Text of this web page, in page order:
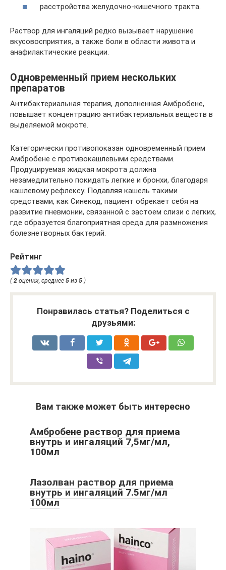
расстройства желудочно-кишечного тракта.
Раствор для ингаляций редко вызывает нарушение
вкусовосприятия, а также боли в области живота и
анафилактические реакции.
Одновременный прием нескольких
препаратов
Антибактериальная терапия, дополненная Амбробене,
повышает концентрацию антибактериальных веществ в
выделяемой мокроте.
Категорически противопоказан одновременный прием
Амбробене с противокашлевыми средствами.
Продуцируемая жидкая мокрота должна
незамедлительно покидать легкие и бронхи, благодаря
кашлевому рефлексу. Подавляя кашель такими
средствами, как Синекод, пациент обрекает себя на
развитие пневмонии, связанной с застоем слизи с легких,
где образуется благоприятная среда для размножения
болезнетворных бактерий.
Рейтинг
(2 оценки, среднее 5 из 5 )
Понравилась статья? Поделиться с
друзьями:
Вам также может быть интересно
Амбробене раствор для приема
внутрь и ингаляций 7,5мг/мл,
100мл
Лазолван раствор для приема
внутрь и ингаляций 7.5мг/мл
100мл